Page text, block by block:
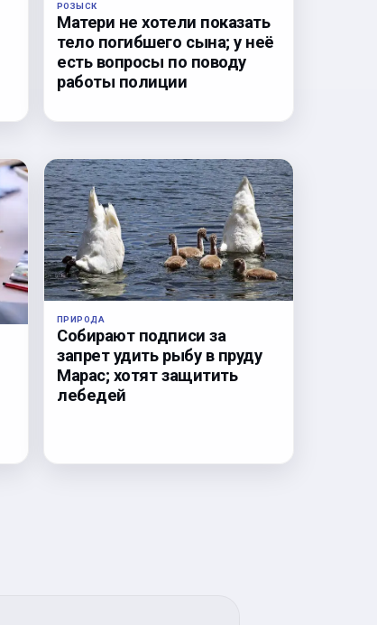
РОЗЫСК
Матери не хотели показать
тело погибшего сына; у неё
есть вопросы по поводу
работы полиции
ПРИРОДА
Собирают подписи за
запрет удить рыбу в пруду
Марас; хотят защитить
лебедей